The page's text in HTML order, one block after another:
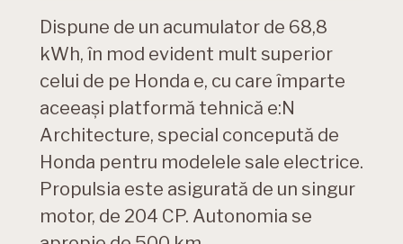
Dispune de un acumulator de 68,8
kWh, în mod evident mult superior
celui de pe Honda e, cu care împarte
aceeași platformă tehnică e:N
Architecture, special concepută de
Honda pentru modelele sale electrice.
Propulsia este asigurată de un singur
motor, de 204 CP. Autonomia se